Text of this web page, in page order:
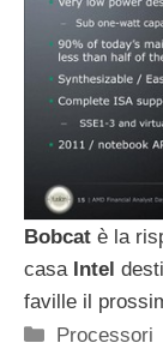
Bobcat è la
casa Intel
faville il
Categorie
Processori